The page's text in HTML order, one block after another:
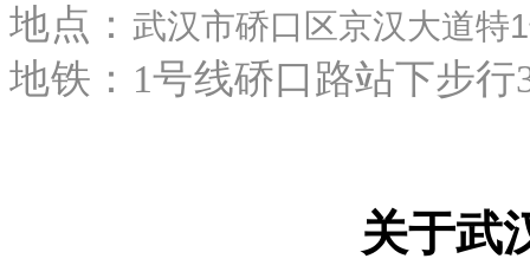
地点： 武汉市硚口区京汉大道特1
地铁： 1号线硚口 路站下步行
关于武